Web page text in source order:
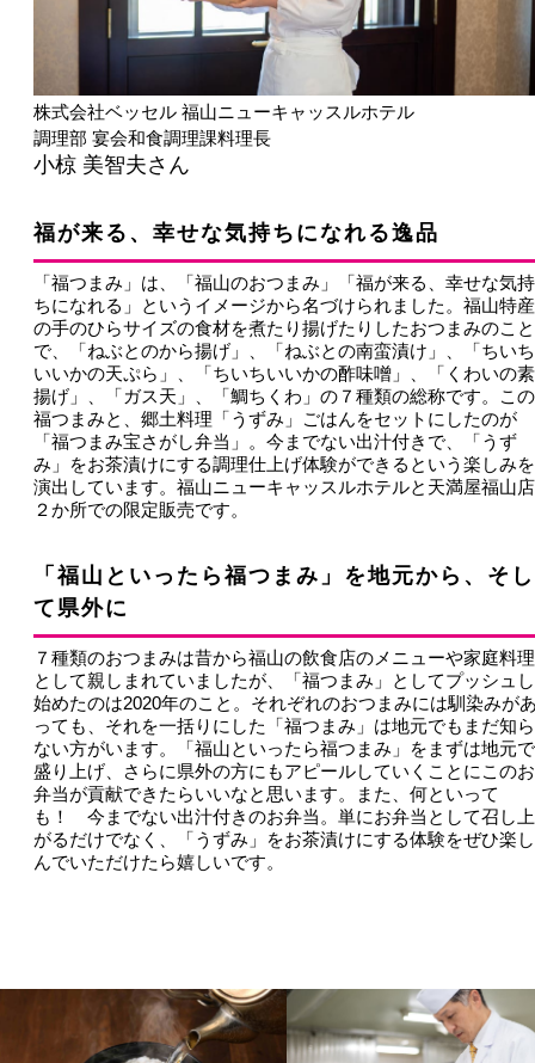
株式会社ベッセル 福山ニューキャッスルホテル
調理部 宴会和食調理課料理長
小椋 美智夫さん
福が来る、幸せな気持ちになれる逸品
「福つまみ」は、「福山のおつまみ」「福が来る、幸せな気持
ちになれる」というイメージから名づけられました。福山特産
の手のひらサイズの食材を煮たり揚げたりしたおつまみのこと
で、「ねぶとのから揚げ」、「ねぶとの南蛮漬け」、「ちいち
いいかの天ぷら」、「ちいちいいかの酢味噌」、「くわいの素
揚げ」、「ガス天」、「鯛ちくわ」の７種類の総称です。この
福つまみと、郷土料理「うずみ」ごはんをセットにしたのが
「福つまみ宝さがし弁当」。今までない出汁付きで、「うず
み」をお茶漬けにする調理仕上げ体験ができるという楽しみを
演出しています。福山ニューキャッスルホテルと天満屋福山店
２か所での限定販売です。
「福山といったら福つまみ」を地元から、そし
て県外に
７種類のおつまみは昔から福山の飲食店のメニューや家庭料理
として親しまれていましたが、「福つまみ」としてプッシュし
始めたのは2020年のこと。それぞれのおつまみには馴染みが
っても、それを一括りにした「福つまみ」は地元でもまだ知ら
ない方がいます。「福山といったら福つまみ」をまずは地元で
盛り上げ、さらに県外の方にもアピールしていくことにこのお
弁当が貢献できたらいいなと思います。また、何といって
も！ 今までない出汁付きのお弁当。単にお弁当として召し上
がるだけでなく、「うずみ」をお茶漬けにする体験をぜひ楽し
んでいただけたら嬉しいです。